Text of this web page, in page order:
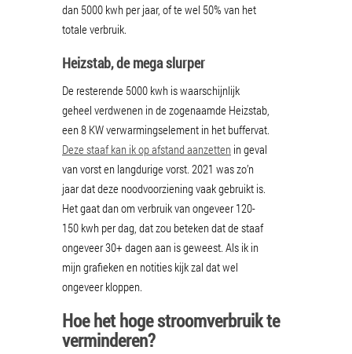
dan 5000 kwh per jaar, of te wel 50% van het
totale verbruik.
Heizstab, de mega slurper
De resterende 5000 kwh is waarschijnlijk
geheel verdwenen in de zogenaamde Heizstab,
een 8 KW verwarmingselement in het buffervat.
Deze staaf kan ik op afstand aanzetten in geval
van vorst en langdurige vorst. 2021 was zo’n
jaar dat deze noodvoorziening vaak gebruikt is.
Het gaat dan om verbruik van ongeveer 120-
150 kwh per dag, dat zou beteken dat de staaf
ongeveer 30+ dagen aan is geweest. Als ik in
mijn grafieken en notities kijk zal dat wel
ongeveer kloppen.
Hoe het hoge stroomverbruik te
verminderen?